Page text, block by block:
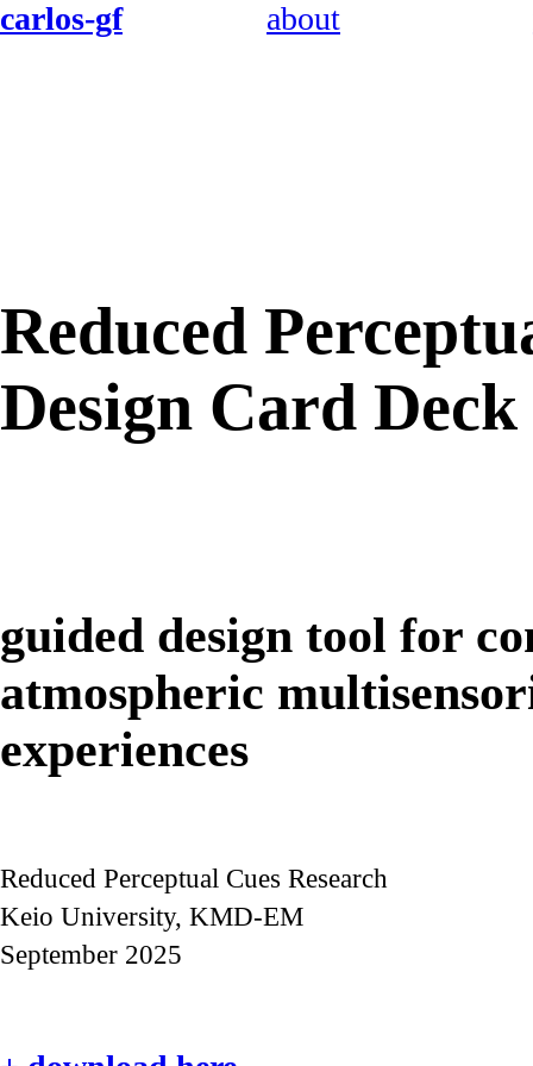
carlos-gf about
Reduced
Design Card Deck
guided design tool for
atmospheric
experiences
Reduced Perceptual Cues Research
Keio University, KMD-EM
September 2025